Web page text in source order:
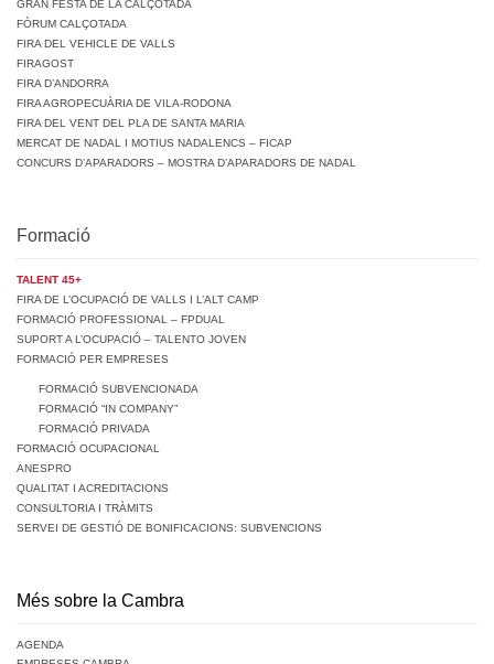
GRAN FESTA DE LA CALÇOTADA
FÒRUM CALÇOTADA
FIRA DEL VEHICLE DE VALLS
FIRAGOST
FIRA D’ANDORRA
FIRA AGROPECUÀRIA DE VILA-RODONA
FIRA DEL VENT DEL PLA DE SANTA MARIA
MERCAT DE NADAL I MOTIUS NADALENCS – FICAP
CONCURS D’APARADORS – MOSTRA D’APARADORS DE NADAL
Formació
TALENT 45+
FIRA DE L’OCUPACIÓ DE VALLS I L’ALT CAMP
FORMACIÓ PROFESSIONAL – FPDUAL
SUPORT A L’OCUPACIÓ – TALENTO JOVEN
FORMACIÓ PER EMPRESES
FORMACIÓ SUBVENCIONADA
FORMACIÓ “IN COMPANY”
FORMACIÓ PRIVADA
FORMACIÓ OCUPACIONAL
ANESPRO
QUALITAT I ACREDITACIONS
CONSULTORIA I TRÀMITS
SERVEI DE GESTIÓ DE BONIFICACIONS: SUBVENCIONS
Més sobre la Cambra
AGENDA